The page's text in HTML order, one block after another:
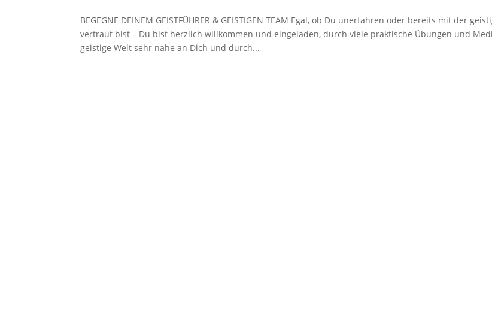
BEGEGNE DEINEM GEISTFÜHRER & GEISTIGEN TEAM Egal, ob Du unerfahren oder bereits mit der
vertraut bist – Du bist herzlich willkommen und eingeladen, durch viele praktische Übungen und
geistige Welt sehr nahe an Dich und durch...